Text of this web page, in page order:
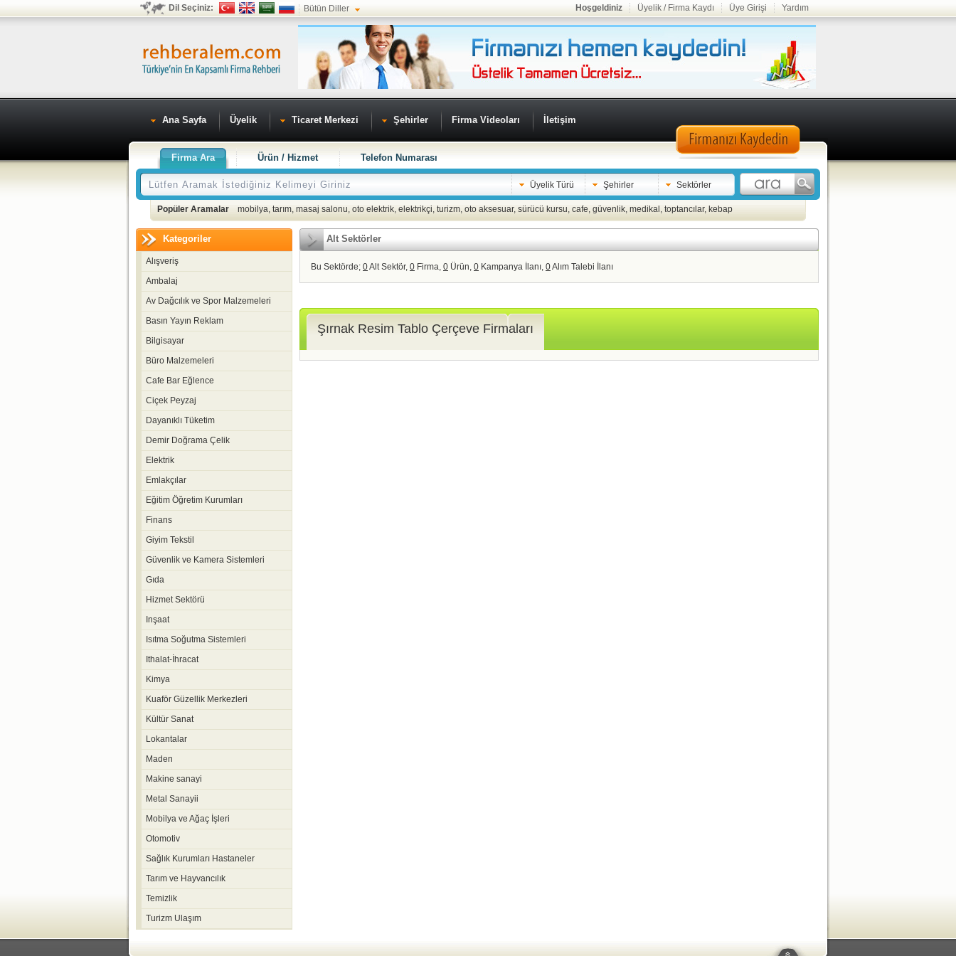
Dil Seçiniz: Bütün Diller Hoşgeldiniz Üyelik / Firma Kaydı Üye Girişi Yardım
Ana Sayfa Üyelik Ticaret Merkezi Şehirler Firma Videoları İletişim
Firma Ara Ürün / Hizmet Telefon Numarası
Üyelik Türü Şehirler Sektörler
Popüler Aramalar mobilya, tarım, masaj salonu, oto elektrik, elektrikçi, turizm, oto aksesuar, sürücü kursu, cafe, güvenlik, medikal , toptancılar, kebap
Kategoriler
Alışveriş
Ambalaj
Av Dağcılık ve Spor Malzemeleri
Basın Yayın Reklam
Bilgisayar
Büro Malzemeleri
Cafe Bar Eğlence
Ciçek Peyzaj
Dayanıklı Tüketim
Demir Doğrama Çelik
Elektrik
Emlakçılar
Eğitim Öğretim Kurumları
Finans
Giyim Tekstil
Güvenlik ve Kamera Sistemleri
Gıda
Hizmet Sektörü
Inşaat
Isıtma Soğutma Sistemleri
Ithalat-İhracat
Kimya
Kuaför Güzellik Merkezleri
Kültür Sanat
Lokantalar
Maden
Makine sanayi
Metal Sanayii
Mobilya ve Ağaç İşleri
Otomotiv
Sağlık Kurumları Hastaneler
Tarım ve Hayvancılık
Temizlik
Turizm Ulaşım
Alt Sektörler
Bu Sektörde; 0Alt Sektör, 0 Firma, 0 Ürün, 0 Kampanya İlanı, 0Alım Talebi İlanı
Şırnak Resim Tablo Çerçeve Firmaları